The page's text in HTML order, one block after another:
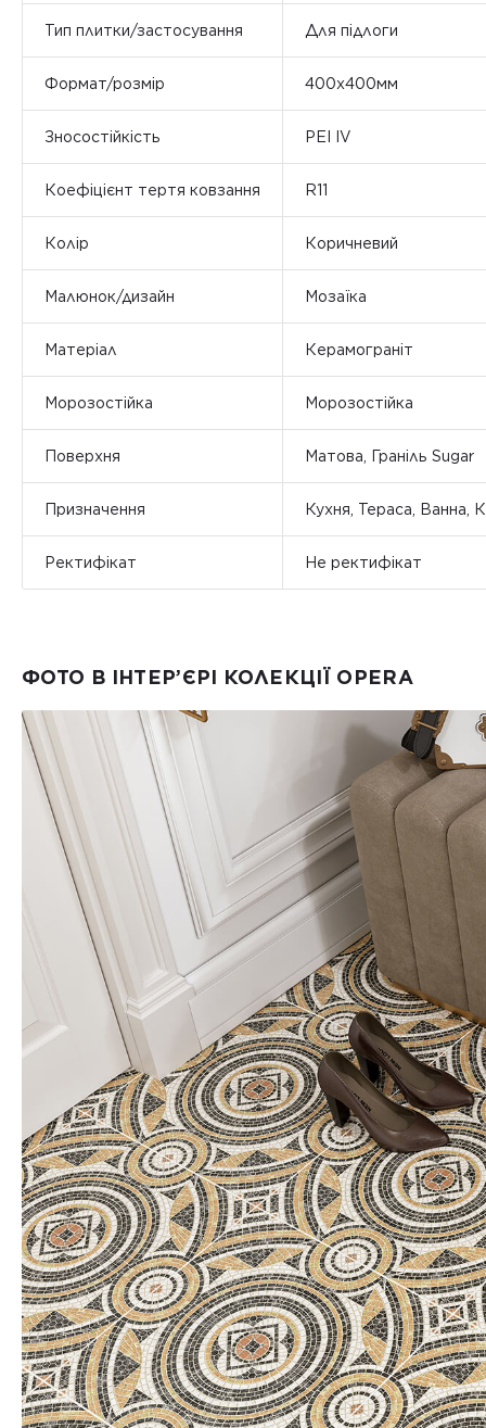
Тип плитки/застосування Для підлоги
Формат/розмір 400x400мм
Зносостійкість PEI IV
Коефіцієнт тертя ковзання R11
Колір Коричневий
Малюнок/дизайн Мозаїка
Матеріал Керамограніт
Морозостійка Морозостійка
Поверхня Матова, Граніль Sugar
Призначення Кухня, Тераса, Ванна,
Ректифікат Не ректифікат
ФОТО В ІНТЕР’ЄРІ КОЛЕКЦІЇ OPERA